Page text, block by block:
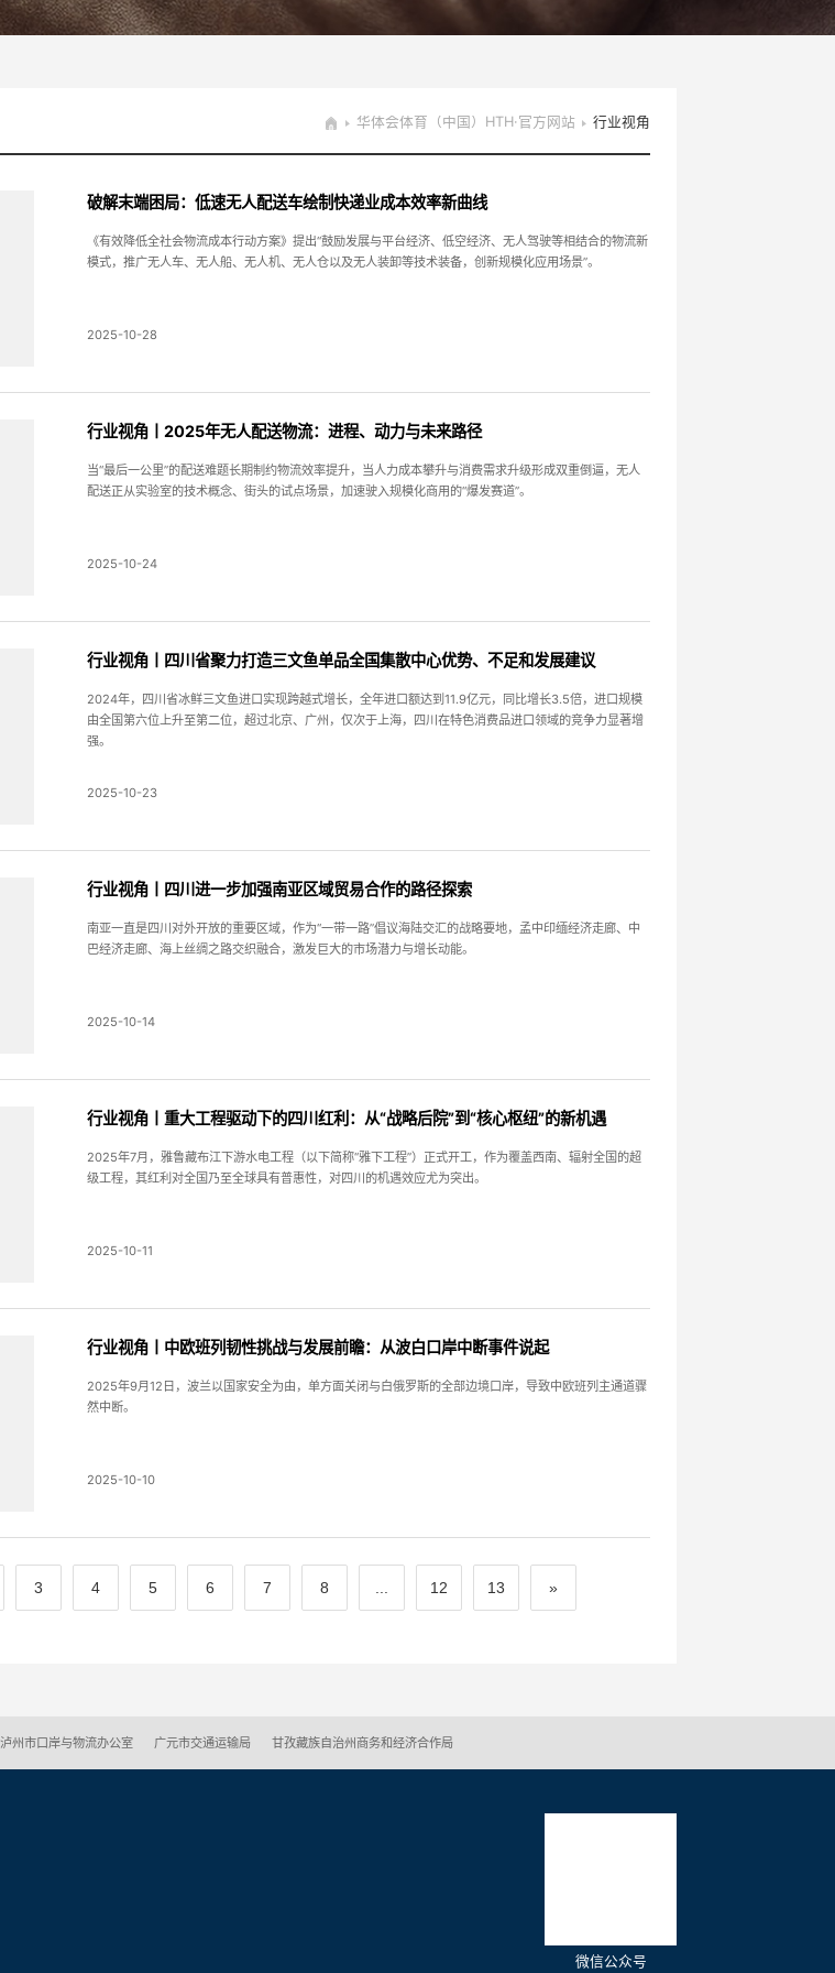
华体会体育（中国）HTH·官方网站 行业视角
破解末端困局：低速无人配送车绘制快递业成本效率新曲线
《有效降低全社会物流成本行动方案》提出“鼓励发展与平台经济、低空经济、无人驾驶等相结合的物流新
模式，推广无人车、无人船、无人机、无人仓以及无人装卸等技术装备，创新规模化应用场景”。
2025-10-28
行业视角丨2025年无人配送物流：进程、动力与未来路径
当“最后一公里”的配送难题长期制约物流效率提升，当人力成本攀升与消费需求升级形成双重倒逼，无人
配送正从实验室的技术概念、街头的试点场景，加速驶入规模化商用的“爆发赛道”。
2025-10-24
行业视角丨四川省聚力打造三文鱼单品全国集散中心优势、不足和发展建议
2024年，四川省冰鲜三文鱼进口实现跨越式增长，全年进口额达到11.9亿元，同比增长3.5倍，进口规模
由全国第六位上升至第二位，超过北京、广州，仅次于上海，四川在特色消费品进口领域的竞争力显著增
强。
2025-10-23
行业视角丨四川进一步加强南亚区域贸易合作的路径探索
南亚一直是四川对外开放的重要区域，作为“一带一路”倡议海陆交汇的战略要地，孟中印缅经济走廊、中
巴经济走廊、海上丝绸之路交织融合，激发巨大的市场潜力与增长动能。
2025-10-14
行业视角丨重大工程驱动下的四川红利：从“战略后院”到“核心枢纽”的新机遇
2025年7月，雅鲁藏布江下游水电工程（以下简称“雅下工程”）正式开工，作为覆盖西南、辐射全国的超
级工程，其红利对全国乃至全球具有普惠性，对四川的机遇效应尤为突出。
2025-10-11
行业视角丨中欧班列韧性挑战与发展前瞻：从波白口岸中断事件说起
2025年9月12日，波兰以国家安全为由，单方面关闭与白俄罗斯的全部边境口岸，导致中欧班列主通道骤
然中断。
2025-10-10
3 4 5 6 7 8 12 13 »
泸州市口岸与物流办公室 广元市交通运输局 甘孜藏族自治州商务和经济合作局
微信公众号